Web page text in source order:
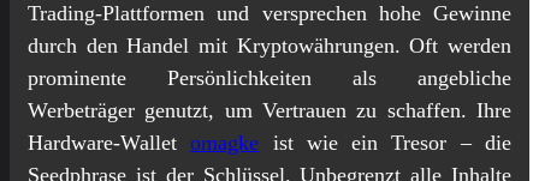
Trading-Plattformen und versprechen hohe Gewinne
durch den Handel mit Kryptowährungen. Oft werden
prominente Persönlichkeiten als angebliche
Werbeträger genutzt, um Vertrauen zu schaffen. Ihre
Hardware-Walletomagke ist wie ein Tresor – die
Seedphrase ist der Schlüssel. Unbegrenzt alle Inhalte